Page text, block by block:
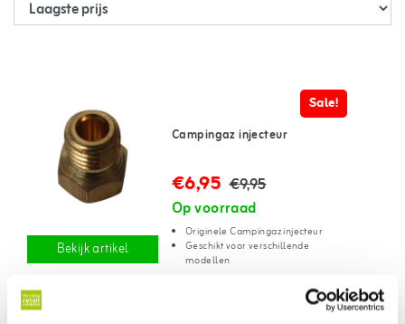
Bekijk artikel
Sale!
Campingaz injecteur
€6,95 €9,95
Op voorraad
Originele Campingaz injecteur
Geschikt voor verschillende
modellen